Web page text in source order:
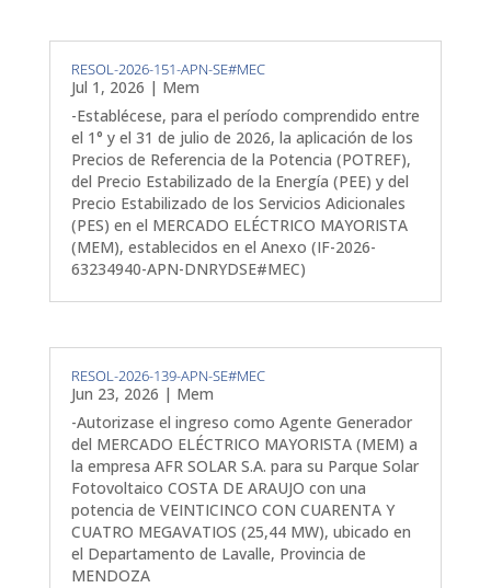
RESOL-2026-151-APN-SE#MEC
Jul 1, 2026 | Mem
-Establécese, para el período comprendido entre
el 1° y el 31 de julio de 2026, la aplicación de los
Precios de Referencia de la Potencia (POTREF),
del Precio Estabilizado de la Energía (PEE) y del
Precio Estabilizado de los Servicios Adicionales
(PES) en el MERCADO ELÉCTRICO MAYORISTA
(MEM), establecidos en el Anexo (IF-2026-
63234940-APN-DNRYDSE#MEC)
RESOL-2026-139-APN-SE#MEC
Jun 23, 2026 | Mem
-Autorizase el ingreso como Agente Generador
del MERCADO ELÉCTRICO MAYORISTA (MEM) a
la empresa AFR SOLAR S.A. para su Parque Solar
Fotovoltaico COSTA DE ARAUJO con una
potencia de VEINTICINCO CON CUARENTA Y
CUATRO MEGAVATIOS (25,44 MW), ubicado en
el Departamento de Lavalle, Provincia de
MENDOZA